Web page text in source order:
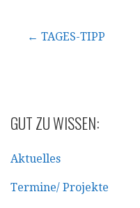
Beitragsnavigation
← TAGES-TIPP
GUT ZU WISSEN:
Aktuelles
Termine/ Projekte